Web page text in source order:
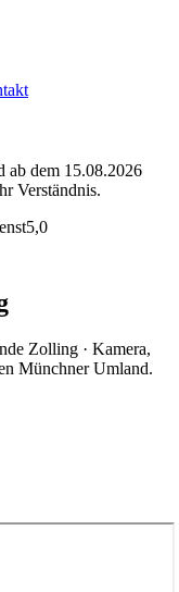
ab dem 15.08.2026
Verständnis.
5,0
Zolling · Kamera,
Münchner Umland.